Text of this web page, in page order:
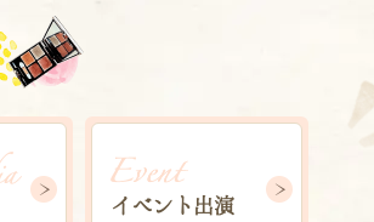
イベント出演